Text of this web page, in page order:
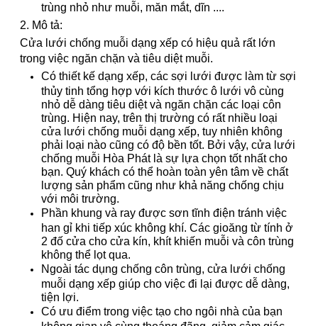
trùng nhỏ như muỗi, măn mắt, dĩn ....
2. Mô tả:
Cửa lưới chống muỗi dạng xếp có hiệu quả rất lớn
trong việc ngăn chặn và tiêu diệt muỗi.
Có thiết kế dạng xếp, các sợi lưới được làm từ sợi
thủy tinh tổng hợp với kích thước ô lưới vô cùng
nhỏ dễ dàng tiêu diệt và ngăn chặn các loại côn
trùng. Hiện nay, trên thị trường có rất nhiều loại
cửa lưới chống muỗi dạng xếp, tuy nhiên không
phải loại nào cũng có độ bền tốt. Bởi vậy, cửa lưới
chống muỗi Hòa Phát là sự lựa chọn tốt nhất cho
bạn. Quý khách có thể hoàn toàn yên tâm về chất
lượng sản phẩm cũng như khả năng chống chịu
với môi trường.
Phần khung và ray được sơn tĩnh điện tránh việc
han gỉ khi tiếp xúc không khí. Các gioăng từ tính ở
2 đố cửa cho cửa kín, khít khiến muỗi và côn trùng
không thể lọt qua.
Ngoài tác dụng chống côn trùng, cửa lưới chống
muỗi dạng xếp giúp cho việc đi lại được dễ dàng,
tiện lợi.
Có ưu điểm trong việc tạo cho ngôi nhà của bạn